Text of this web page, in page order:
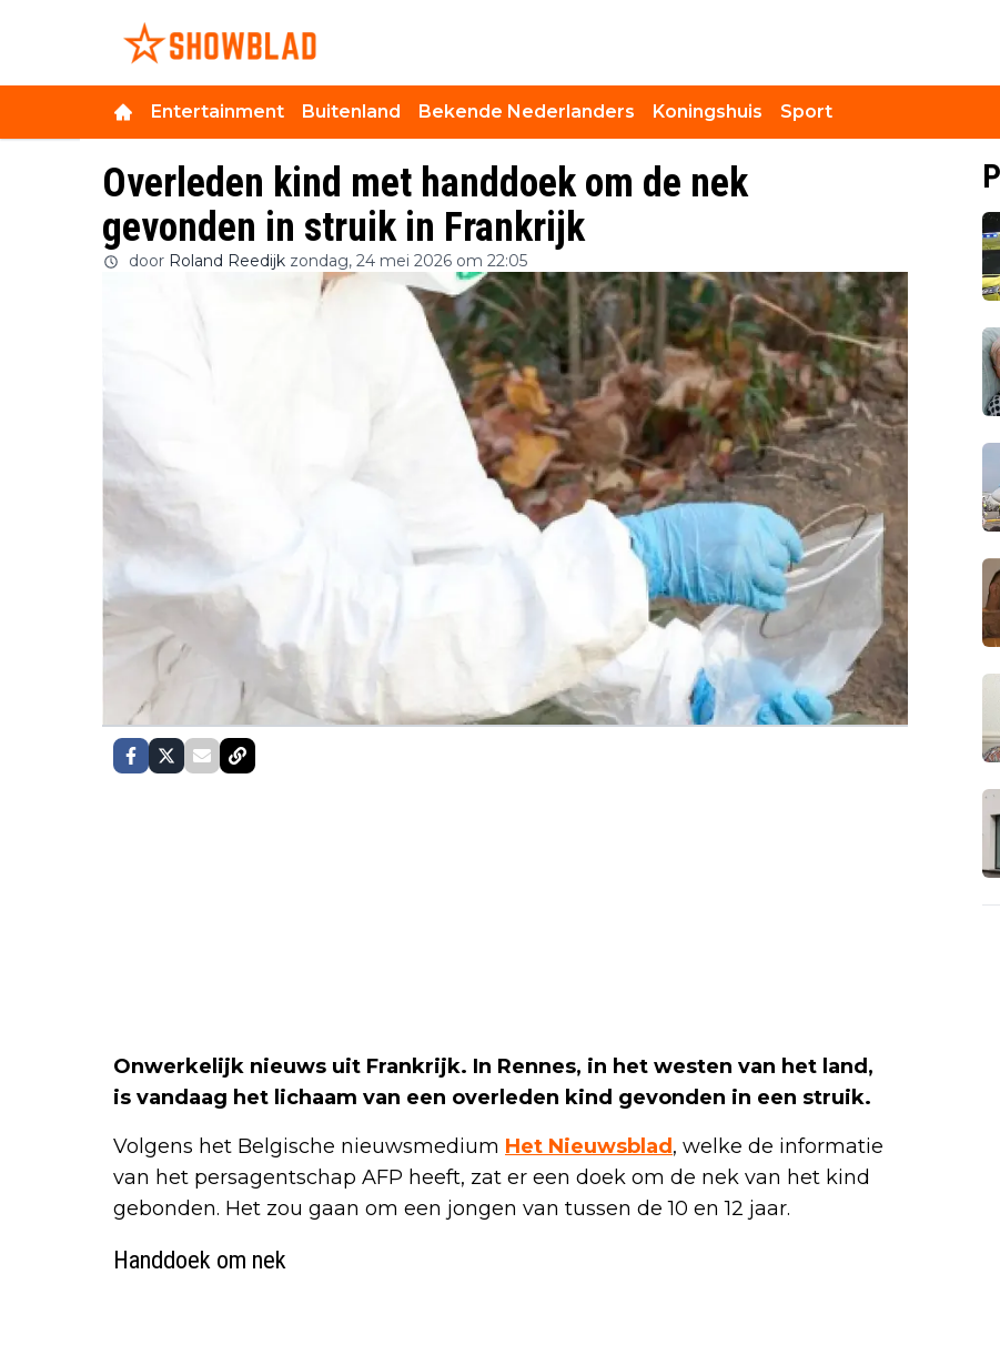
Entertainment Buitenland Bekende Nederlanders Koningshuis Sport
Overleden kind met handdoek om de nek
gevonden in struik in Frankrijk
door Roland Reedijk zondag, 24 mei 2026 om 22:05
Onwerkelijk nieuws uit Frankrijk. In Rennes, in het westen van het land,
is vandaag het lichaam van een overleden kind gevonden in een struik.
Volgens het Belgische nieuwsmedium Het Nieuwsblad , welke de informatie
van het persagentschap AFP heeft, zat er een doek om de nek van het kind
gebonden. Het zou gaan om een jongen van tussen de 10 en 12 jaar.
Handdoek om nek